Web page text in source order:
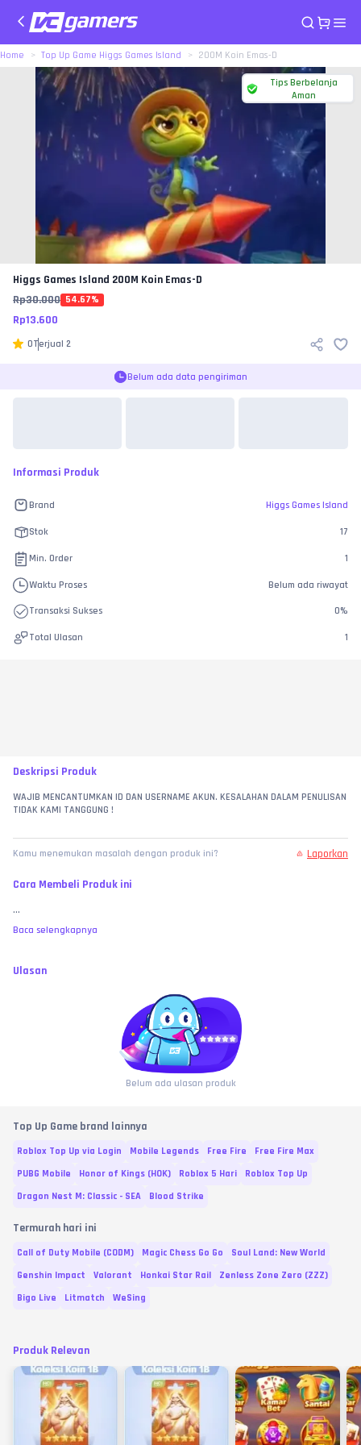
Home Top Up Game Higgs Games Island 200M Koin Emas-D
Tips Berbelanja
Aman
Higgs Games Island 200M Koin Emas-D
Rp30.000 54.67%
Rp13.600
0Terjual 2
Belum ada data pengiriman
Informasi Produk
Brand Higgs Games Island
Stok 17
Min. Order 1
Waktu Proses Belum ada riwayat
Transaksi Sukses 0%
Total Ulasan 1
Deskripsi Produk
WAJIB MENCANTUMKAN ID DAN USERNAME AKUN. KESALAHAN DALAM PENULISAN
TIDAK KAMI TANGGUNG !
Kamu menemukan masalah dengan produk ini? Laporkan
Cara Membeli Produk ini
...
Baca selengkapnya
Ulasan
Belum ada ulasan produk
Top Up Game brand lainnya
Roblox Top Up via Login Mobile Legends Free Fire
Free Fire Max
PUBG Mobile
Honor of Kings (HOK) Roblox 5 Hari
Roblox Top Up
Dragon Nest M: Classic - SEA
Blood Strike
Termurah hari ini
Call of Duty Mobile (CODM) Magic Chess Go Go
Soul Land: New World
Genshin Impact
Valorant Honkai Star Rail
Zenless Zone Zero (ZZZ)
Bigo Live
Litmatch WeSing
Produk Relevan